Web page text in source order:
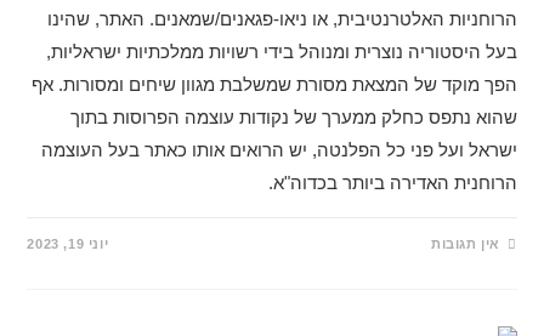
הרוחניות האלטרנטיבית, או ניאו-פגאנים/שמאנים. האתר, שהינו
בעל היסטוריה נוצרית ומנוהל בידי רשויות ממלכתיות ישראליות,
הפך מוקד של המצאת מסורת שמשלבת מגוון שיחים ומסורות. אף
שהוא נתפס כחלק ממערך של נקודות עוצמה הפרוסות בתוך
ישראל ועל פני כל הפלנטה, יש הרואים אותו כאתר בעל העוצמה
הרוחנית האדירה ביותר בכדוה"א.
אין תגובות יוני 19, 2023